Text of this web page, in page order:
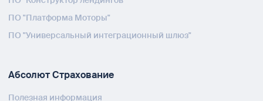
ПО "Платформа Моторы"
ПО "Универсальный интеграционный шлюз"
Абсолют Страхование
Полезная информация